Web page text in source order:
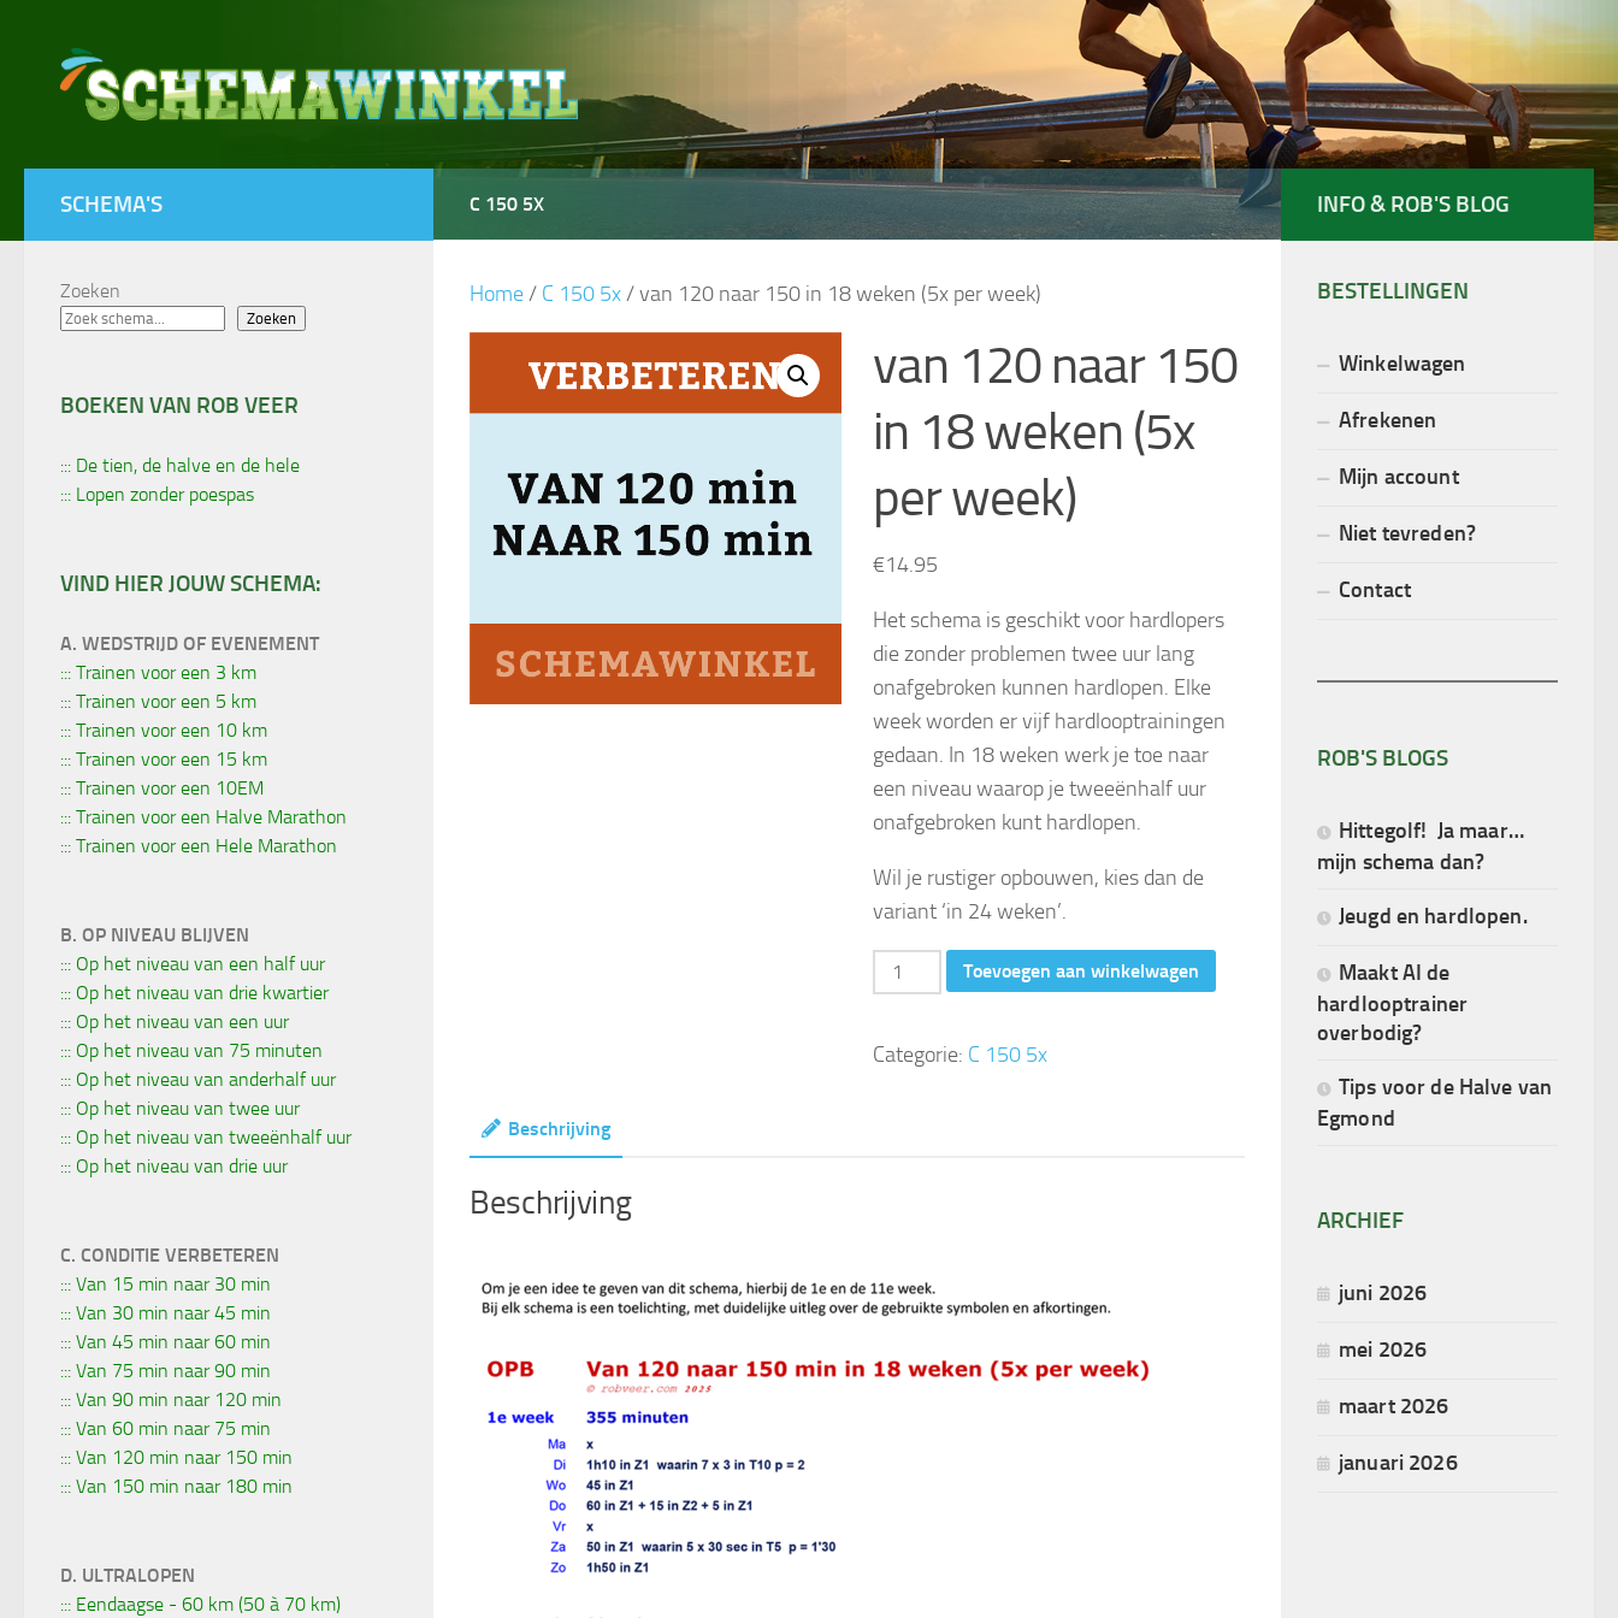
C 150 5X
Home/ C 150 5x/ van 120 naar 150 in 18 weken (5x per week)
van 120 naar 150
in 18 weken (5x
per week)
€14.95
Het schema is geschikt voor hardlopers
die zonder problemen twee uur lang
onafgebroken kunnen hardlopen. Elke
week worden er vijf hardlooptrainingen
gedaan. In 18 weken werk je toe naar
een niveau waarop je tweeënhalf uur
onafgebroken kunt hardlopen.
Wil je rustiger opbouwen, kies dan de
variant ‘in 24 weken’.
van
120
150
aantal
Toevoegen aan winkelwagen
Categorie: C 150 5x
Beschrijving
Beschrijving
SCHEMA'S
Zoeken
Zoeken
BOEKEN VAN ROB VEER
::: De tien, de halve en de hele
::: Lopen zonder poespas
VIND HIER JOUW SCHEMA:
A. WEDSTRIJD OF EVENEMENT
::: Trainen voor een 3 km
::: Trainen voor een 5 km
::: Trainen voor een 10 km
::: Trainen voor een 15 km
::: Trainen voor een 10EM
::: Trainen voor een Halve Marathon
::: Trainen voor een Hele Marathon
B. OP NIVEAU BLIJVEN
::: Op het niveau van een half uur
::: Op het niveau van drie kwartier
::: Op het niveau van een uur
::: Op het niveau van 75 minuten
::: Op het niveau van anderhalf uur
::: Op het niveau van twee uur
::: Op het niveau van tweeënhalf uur
::: Op het niveau van drie uur
C. CONDITIE VERBETEREN
::: Van 15 min naar 30 min
::: Van 30 min naar 45 min
::: Van 45 min naar 60 min
::: Van 75 min naar 90 min
::: Van 90 min naar 120 min
::: Van 60 min naar 75 min
::: Van 120 min naar 150 min
::: Van 150 min naar 180 min
D. ULTRALOPEN
::: Eendaagse - 60 km (50 à 70 km)
INFO & ROB'S BLOG
BESTELLINGEN
Winkelwagen
Afrekenen
Mijn account
Niet tevreden?
Contact
ROB'S BLOGS
Hittegolf! Ja maar…
mijn schema dan?
Jeugd en hardlopen.
Maakt AI de
hardlooptrainer
overbodig?
Tips voor de Halve van
Egmond
ARCHIEF
juni 2026
mei 2026
maart 2026
januari 2026